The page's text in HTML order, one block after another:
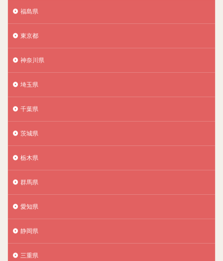
福島県
東京都
神奈川県
埼玉県
千葉県
茨城県
栃木県
群馬県
愛知県
静岡県
三重県